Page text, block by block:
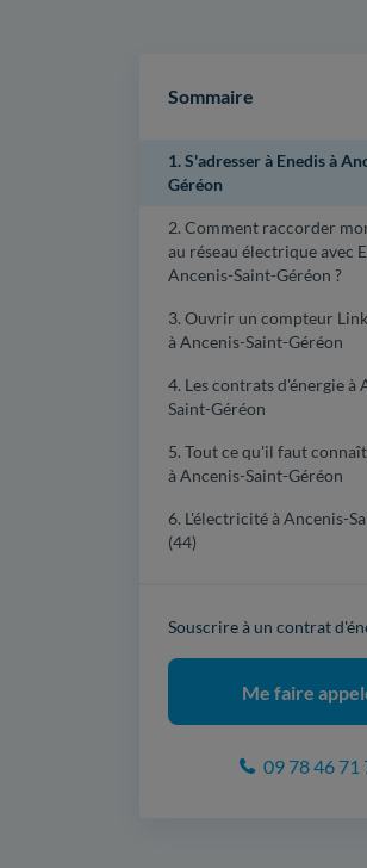
Sommaire
1. S'adresser à Enedis à
Géréon
2. Comment raccorder
au réseau électrique avec
Ancenis-Saint-Géréon ?
3. Ouvrir un compteur
à Ancenis-Saint-Géréon
4. Les contrats d'énergie à
Saint-Géréon
5. Tout ce qu'il faut
à Ancenis-Saint-Géréon
6. L'électricité à Ancenis-
(44)
Souscrire à un contrat
Me faire
09 78 46 71